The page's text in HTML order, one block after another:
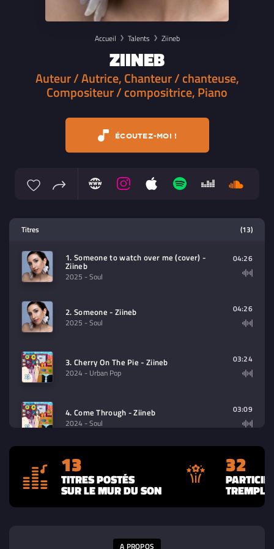
Accueil Talents Ziineb
ZIINEB
Auteur / Autrice, Chanteur / chanteuse,
Compositeur / compositrice, Piano
ÉCOUTEZ-MOI !
contenu à lire (audio/video)
Titres (13)
1. Someone to watch over me (cover) -
Ziineb
2025 - Soul
04:26
2. Someone - Ziineb
2025 - Soul
04:26
3. Cherry On The Pie - Ziineb
2024 - Urban Pop
03:24
4. Come Through - Ziineb
2024 - Soul
03:09
5. One Life - Ziineb
2024 - Urban Pop
02:49
03:09
13
TITRES POSTÉS
SUR LE MUR DU SON
32
A PROPOS